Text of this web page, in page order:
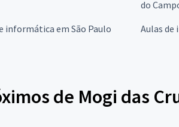
do
informática em São Paulo Aulas de
de Mogi das